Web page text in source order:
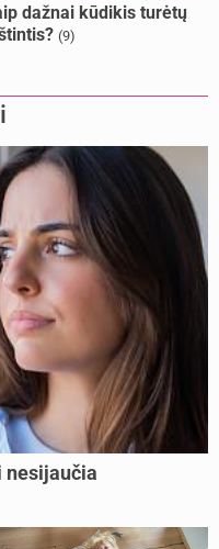
dažnai kūdikis turėtų
(9)
nesijaučia